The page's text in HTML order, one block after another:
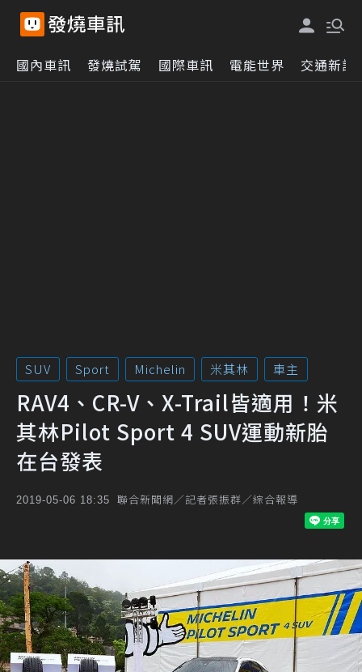
國內車訊 發燒試駕 國際車訊 電能世界 交通新訊
SUV Sport Michelin 米其林 車主
RAV4、CR-V、X-Trail皆適用！米
其林Pilot Sport 4 SUV運動新胎
在台發表
2019-05-06 18:35 聯合新聞網／記者張振群／綜合報導